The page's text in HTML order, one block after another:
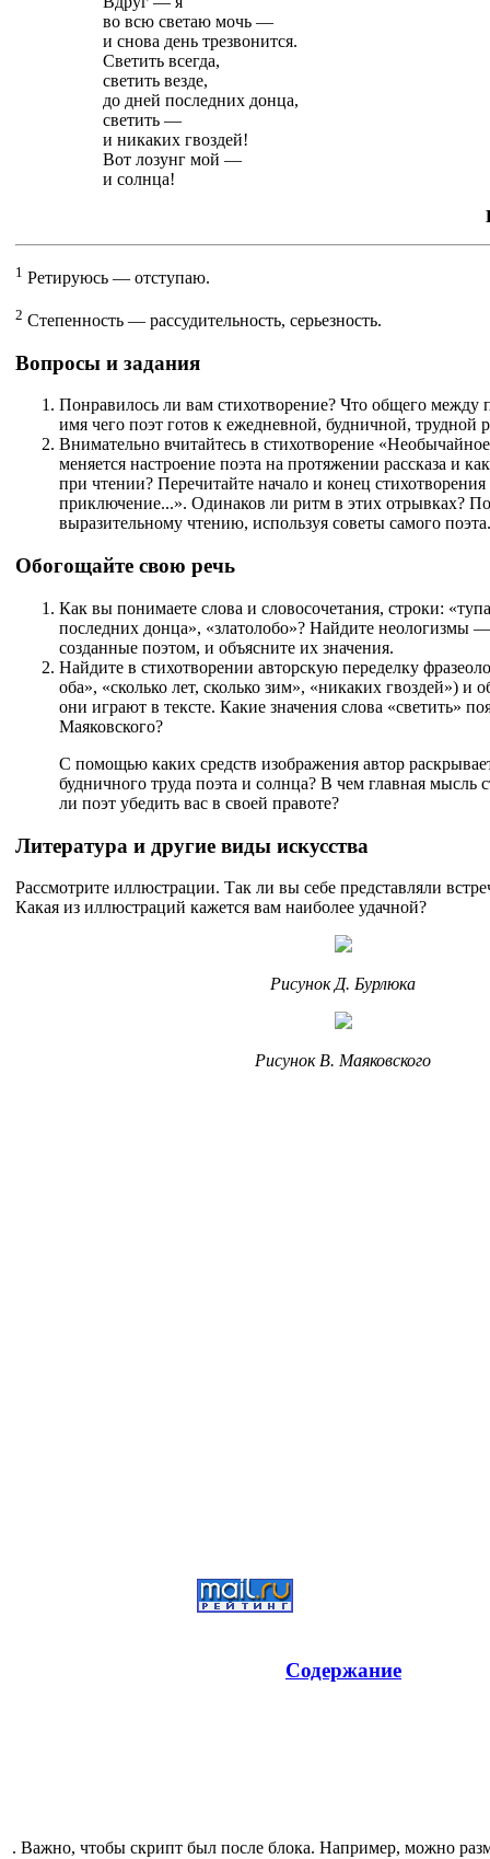
во всю светаю мочь —
и снова день трезвонится.
Светить всегда,
светить везде,
до дней последних донца,
светить —
и никаких гвоздей!
Вот лозунг мой —
и солнца!
1 Ретируюсь — отступаю.
2 Степенность — рассудительность, серьезность.
Вопросы и задания
Понравилось ли вам стихотворение? Что общего между
имя чего поэт готов к ежедневной, будничной, трудной
Внимательно вчитайтесь в стихотворение
меняется настроение поэта на протяжении рассказа и
при чтении? Перечитайте начало и конец
приключение...». Одинаков ли ритм в этих отрывках?
выразительному чтению, используя советы самого поэта.
Обогощайте свою речь
Как вы понимаете слова и словосочетания, строки:
последних донца», «златолобо»? Найдите неологизмы
созданные поэтом, и объясните их значения.
Найдите в стихотворении авторскую переделку
оба», «сколько лет, сколько зим», «никаких гвоздей») и
они играют в тексте. Какие значения слова «светить»
Маяковского?
С помощью каких средств изображения автор
будничного труда поэта и солнца? В чем главная мысль
ли поэт убедить вас в своей правоте?
Литература и другие виды искусства
Рассмотрите иллюстрации. Так ли вы себе представляли
Какая из иллюстраций кажется вам наиболее удачной?
Рисунок Д. Бурлюка
Рисунок В. Маяковского
Содержание
. Важно, чтобы скрипт был после блока. Например, можно